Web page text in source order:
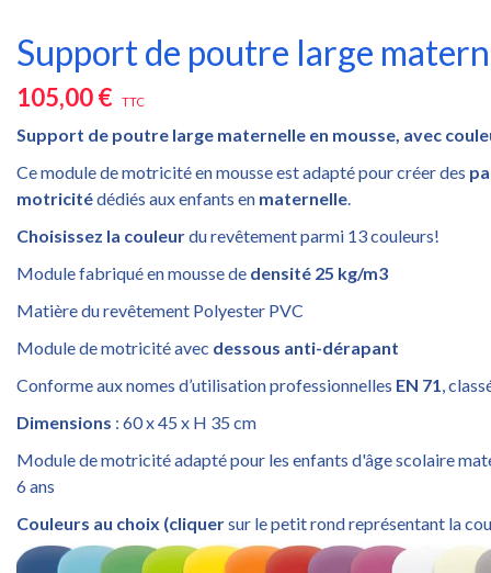
Support de poutre large
105,00 € TTC
Support de poutre large maternelle en mousse, avec
Ce module de motricité en mousse est adapté pour créer des
motricitédédiés aux enfants en maternelle.
Choisissez la couleurdu revêtement parmi 13 couleurs!
Module fabriqué en mousse de densité 25 kg/m3
Matière du revêtement Polyester PVC
Module de motricité avec dessous anti-dérapant
Conforme aux nomes d’utilisation professionnelles EN 71,
Dimensions : 60 x 45 x H 35 cm
Module de motricité adapté pour les enfants d'âge scolaire
6 ans
Couleurs au choix (cliquersur le petit rond représentant la